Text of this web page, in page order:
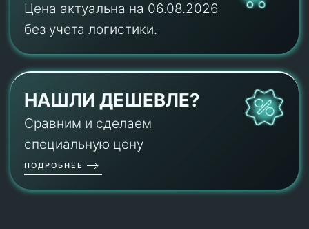
Цена актуальна на 06.08.2026
без учета логистики.
НАШЛИ ДЕШЕВЛЕ?
Сравним и сделаем
специальную цену
ПОДРОБНЕЕ